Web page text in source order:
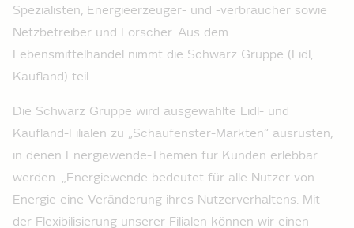
Spezialisten, Energieerzeuger- und -verbraucher sowie
Netzbetreiber und Forscher. Aus dem
Lebensmittelhandel nimmt die Schwarz Gruppe (Lidl,
Kaufland) teil.
Die Schwarz Gruppe wird ausgewählte Lidl- und
Kaufland-Filialen zu „Schaufenster-Märkten“ ausrüsten,
in denen Energiewende-Themen für Kunden erlebbar
werden. „Energiewende bedeutet für alle Nutzer von
Energie eine Veränderung ihres Nutzerverhaltens. Mit
der Flexibilisierung unserer Filialen können wir einen